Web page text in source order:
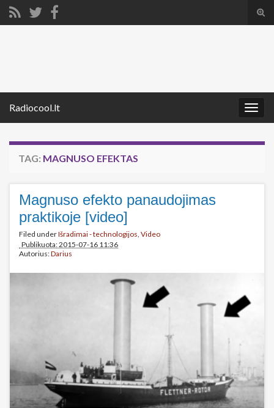
Radiocool.lt
TAG: MAGNUSO EFEKTAS
Magnuso efekto panaudojimas
praktikoje [video]
Filed underIšradimai - technologijos, Video
Publikuota: 2015-07-16 11:36
Autorius:Darius